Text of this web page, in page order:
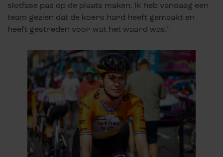
slotfase pas op de plaats maken. Ik heb vandaag een
team gezien dat de koers hard heeft gemaakt en
heeft gestreden voor wat het waard was.”